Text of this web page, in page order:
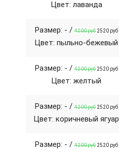
Цвет: лаванда
Размер: - /4200 руб 2520 руб
Цвет: пыльно-бежевый
Размер: - /4200 руб 2520 руб
Цвет: желтый
Размер: - /4200 руб 2520 руб
Цвет: коричневый ягуар
Размер: - /4200 руб 2520 руб